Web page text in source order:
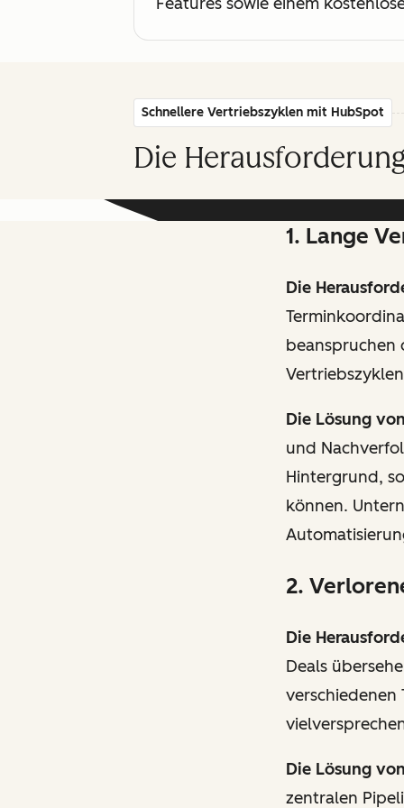
Schnellere Vertriebszyklen mit HubSpot
Die
1. Lange
Die
beanspruchen
Die Lösung
und
Hintergrund,
können.
2.
Die
Deals
verschiedenen
Die Lösung
zentralen